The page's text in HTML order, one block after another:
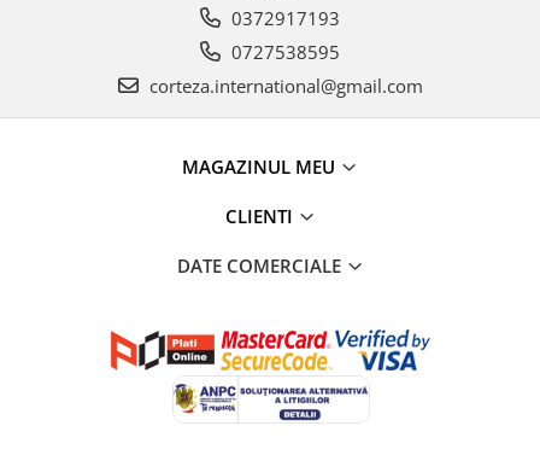
0372917193
0727538595
corteza.international@gmail.com
MAGAZINUL MEU
CLIENTI
DATE COMERCIALE